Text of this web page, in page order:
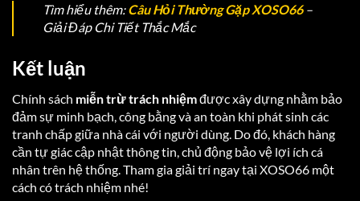
Tìm hiểu thêm:Câu Hỏi Thường Gặp XOSO66–
Giải Đáp Chi Tiết Thắc Mắc
Kết luận
Chính sách miễn trừ trách nhiệmđược xây dựng nhằm bảo
đảm sự minh bạch, công bằng và an toàn khi phát sinh các
tranh chấp giữa nhà cái với người dùng. Do đó, khách hàng
cần tự giác cập nhật thông tin, chủ động bảo vệ lợi ích cá
nhân trên hệ thống. Tham gia giải trí ngay tại XOSO66 một
cách có trách nhiệm nhé!